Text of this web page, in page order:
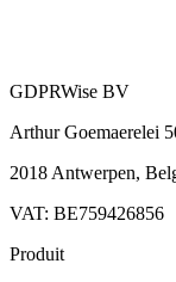
GDPRWise BV
Arthur Goemaerelei
2018 Antwerpen,
VAT: BE759426856
Produit